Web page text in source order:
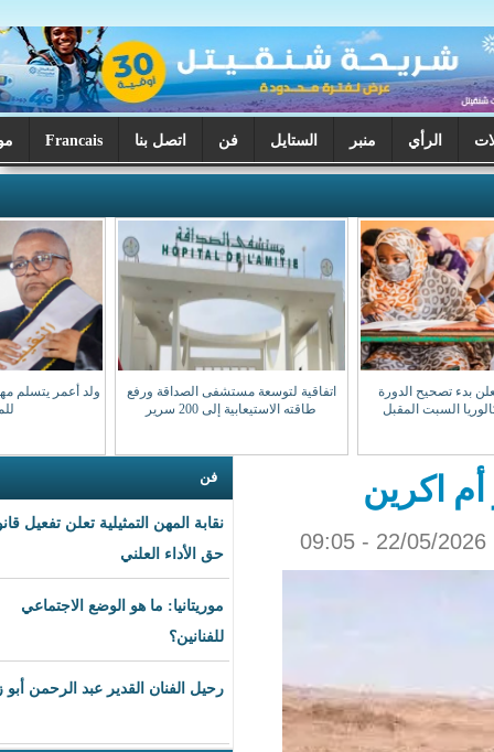
الستايل فن اتصل بنا Francais موريتانيا اليوم
اتفاقية لتوسعة مستشفى الصداقة ورفع
طاقته الاستيعابية إلى 200 سرير
ولد أعمر يتسلم مهامه نقيبا للهيئة الوطنية
نقابة المهن التمثيلية تعلن تفعيل قانون
حق الأداء العلني
موريتانيا: ما هو الوضع الاجتماعي
رحيل الفنان القدير عبد الرحمن أبو زهرة